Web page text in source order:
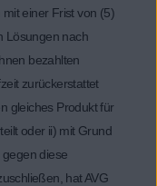
einer Frist von (5)
Lösungen nach
bezahlten
zurückerstattet
gleiches Produkt für
oder ii) mit Grund
diese
hat AVG